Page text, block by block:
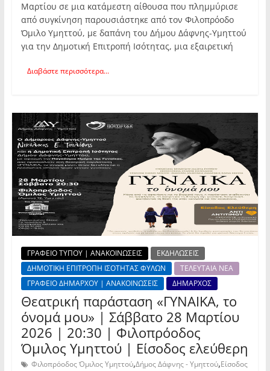
Μαρτίου σε μια κατάμεστη αίθουσα που πλημμύρισε
από συγκίνηση παρουσιάστηκε από τον Φιλοπρόοδο
Όμιλο Υμηττού, με δαπάνη του Δήμου Δάφνης-Υμηττού
για την Δημοτική Επιτροπή Ισότητας, μια εξαιρετική
Διαβάστε περισσότερα...
ΓΡΑΦΕΙΟ ΤΥΠΟΥ | ΑΝΑΚΟΙΝΩΣΕΙΣ
ΕΚΔΗΛΩΣΕΙΣ
ΔΗΜΟΤΙΚΗ ΕΠΙΤΡΟΠΗ ΙΣΟΤΗΤΑΣ ΦΥΛΩΝ
ΤΕΛΕΥΤΑΙΑ ΝΕΑ
ΓΡΑΦΕΙΟ ΔΗΜΑΡΧΟΥ | ΑΝΑΚΟΙΝΩΣΕΙΣ
ΔΗΜΑΡΧΟΣ
Θεατρική παράσταση «ΓΥΝΑΙΚΑ, το
όνομά μου» | Σάββατο 28 Μαρτίου
2026 | 20:30 | Φιλοπρόοδος
Όμιλος Υμηττού | Είσοδος ελεύθερη
Φιλοπρόοδος Όμιλος Υμηττού,Δήμος Δάφνης - Υμηττού,Είσοδος